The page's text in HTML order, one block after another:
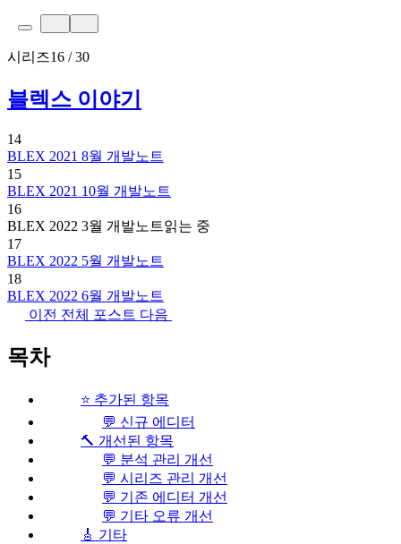
시리즈16 / 30
블렉스 이야기
14
BLEX 2021 8월 개발노트
15
BLEX 2021 10월 개발노트
16
BLEX 2022 3월 개발노트읽는 중
17
BLEX 2022 5월 개발노트
18
BLEX 2022 6월 개발노트
이전 전체 포스트 다음
목차
⭐ 추가된 항목
💬 신규 에디터
🔨 개선된 항목
💬 분석 관리 개선
💬 시리즈 관리 개선
💬 기존 에디터 개선
💬 기타 오류 개선
🎸 기타